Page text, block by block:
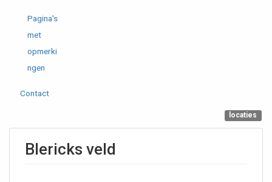
Pagina's
met
opmerki
ngen
Contact
locaties
Blericks veld